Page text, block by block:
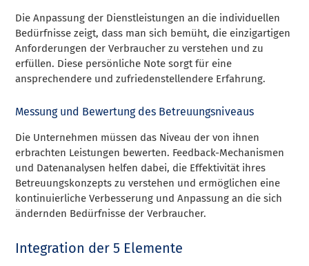
Die Anpassung der Dienstleistungen an die individuellen
Bedürfnisse zeigt, dass man sich bemüht, die einzigartigen
Anforderungen der Verbraucher zu verstehen und zu
erfüllen. Diese persönliche Note sorgt für eine
ansprechendere und zufriedenstellendere Erfahrung.
Messung und Bewertung des Betreuungsniveaus
Die Unternehmen müssen das Niveau der von ihnen
erbrachten Leistungen bewerten. Feedback-Mechanismen
und Datenanalysen helfen dabei, die Effektivität ihres
Betreuungskonzepts zu verstehen und ermöglichen eine
kontinuierliche Verbesserung und Anpassung an die sich
ändernden Bedürfnisse der Verbraucher.
Integration der 5 Elemente